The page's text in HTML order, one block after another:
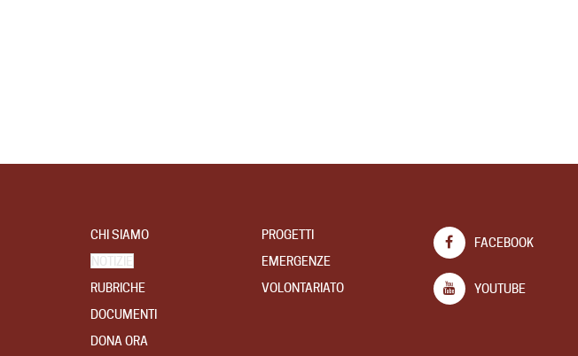
CHI SIAMO
NOTIZIE
RUBRICHE
DOCUMENTI
DONA ORA
PROGETTI
EMERGENZE
VOLONTARIATO
FACEBOOK
YOUTUBE